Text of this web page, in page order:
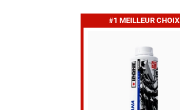
DE BE
#1 MEILLEUR CHOIX